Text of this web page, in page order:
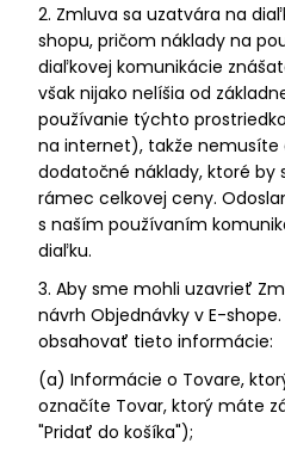
2. Zmluva sa uzatvára na
shopu, pričom náklady na
diaľkovej komunikácie
však nijako nelíšia od
používanie týchto
na internet), takže nemusíte
dodatočné náklady, ktoré
rámec celkovej ceny.
s naším používaním
diaľku.
3. Aby sme mohli uzavrieť
návrh Objednávky v E-
obsahovať tieto informácie:
(a) Informácie o Tovare,
označíte Tovar, ktorý máte
"Pridať do košíka");